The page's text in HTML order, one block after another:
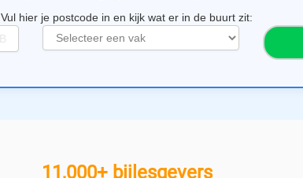
Vul hier je postcode in en kijk wat er in de buurt zit:
e
11,000+ bijlesgevers